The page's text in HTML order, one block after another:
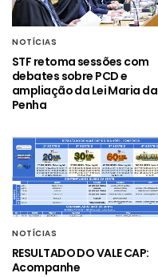
NOTÍCIAS
STF retoma sessões com
debates sobre PCD e
ampliação da Lei Maria da
Penha
NOTÍCIAS
RESULTADO DO VALE CAP:
Acompanhe